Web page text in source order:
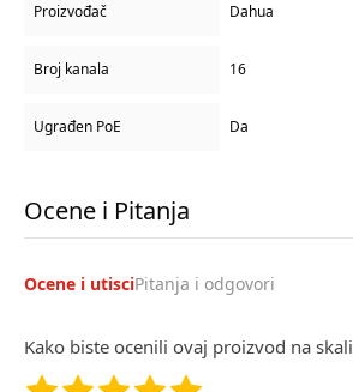
Proizvođač Dahua
Broj kanala 16
Ugrađen PoE Da
Ocene i Pitanja
Ocene i utisciPitanja i odgovori
Kako biste ocenili ovaj proizvod na